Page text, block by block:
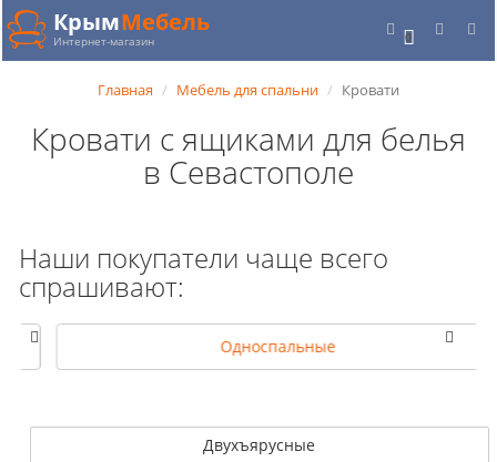
0
КрымМебель
Интернет-магазин
Главная Мебель для спальни Кровати
Кровати с ящиками для белья
в Севастополе
Наши покупатели чаще всего
спрашивают:
Односпальные
Двухъярусные